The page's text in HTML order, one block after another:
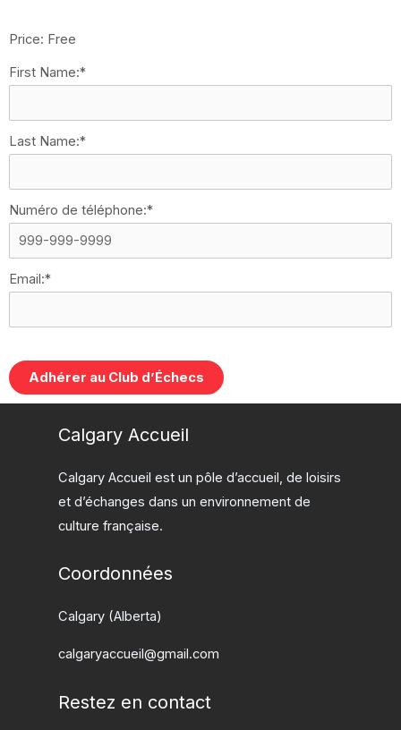
Price: Free
First Name:*
Last Name:*
Numéro de téléphone:*
Email:*
No val
Calgary Accueil
Calgary Accueil est un pôle d’accueil, de loisirs
et d’échanges dans un environnement de
culture française.
Coordonnées
Calgary (Alberta)
calgaryaccueil@gmail.com
Restez en contact